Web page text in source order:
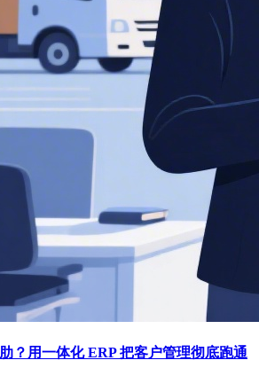
？用一体化 ERP 把客户管理彻底跑通